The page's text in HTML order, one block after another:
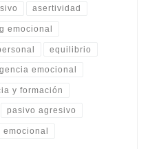
asertividad
emocional
equilibrio
emocional
y formación
pasivo agresivo
emocional